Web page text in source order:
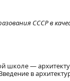
СССР в
—
в